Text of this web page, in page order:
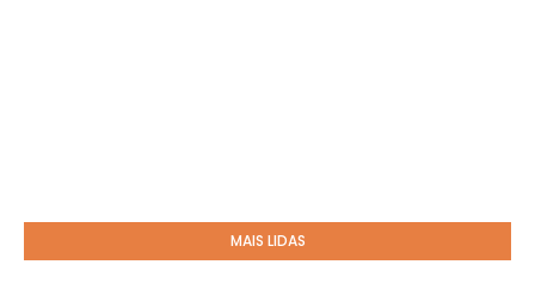
MAIS LIDAS